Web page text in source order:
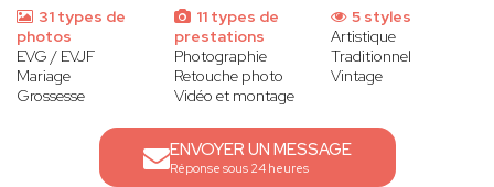
31 types de
photos
EVG / EVJF
Mariage
Grossesse
11 types de
prestations
Photographie
Retouche photo
Vidéo et montage
5 styles
Artistique
Traditionnel
Vintage
ENVOYER UN MESSAGE
Réponse sous 24 heures